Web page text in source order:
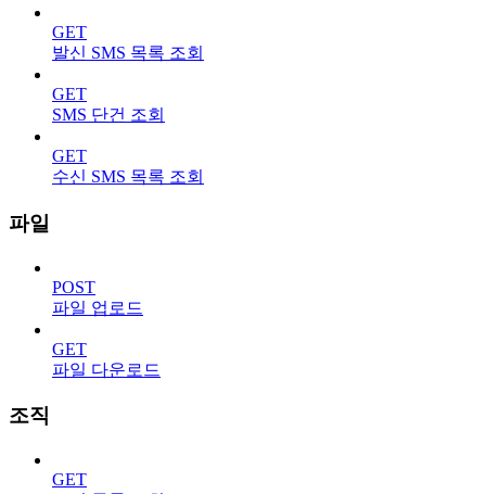
GET
발신 SMS 목록 조회
GET
SMS 단건 조회
GET
수신 SMS 목록 조회
파일
POST
파일 업로드
GET
파일 다운로드
조직
GET